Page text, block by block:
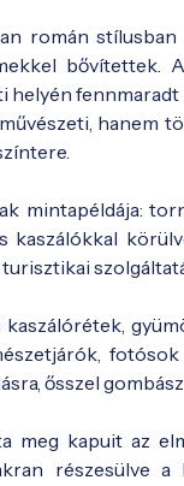
román
bővítettek.
helyén
hanem
mintapéldája:
kaszálókkal
ősszel
kapuit az
részesülve a